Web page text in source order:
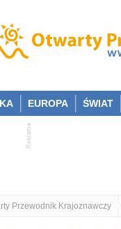
EUROPA ŚWIAT
Przewodnik Krajoznawczy